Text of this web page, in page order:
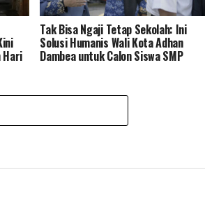
Hari
Tak Bisa Ngaji Tetap Sekolah: Ini
Solusi Humanis Wali Kota Adhan
Dambea untuk Calon Siswa SMP